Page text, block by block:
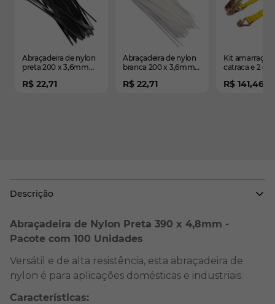
Abraçadeira de nylon
preta 200 x 3,6mm
200x3,6mm
R$ 22,71
Abraçadeira de nylon
branca 200 x 3,6mm
200x3,6mm
R$ 22,71
Kit amarração
catraca e 2
Resistência
R$ 141,46
Descrição
Abraçadeira de Nylon Preta 390 x 4,8mm -
Pacote com 100 Unidades
Versátil e de alta resistência, esta abraçadeira de
nylon é para aplicações domésticas e industriais.
Características: